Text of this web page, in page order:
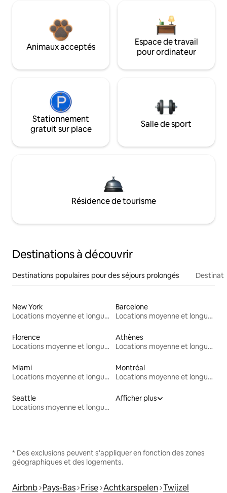
Animaux acceptés
Espace de travail
pour ordinateur
Stationnement
gratuit sur place
Salle de sport
Résidence de tourisme
Destinations à découvrir
Destinations populaires pour des séjours prolongés
New York
Locations moyenne et longue durée
Barcelone
Locations moyenne et longue durée
Florence
Locations moyenne et longue durée
Athènes
Locations moyenne et longue durée
Miami
Locations moyenne et longue durée
Montréal
Locations moyenne et longue durée
Seattle
Locations moyenne et longue durée
Afficher plus
* Des exclusions peuvent s'appliquer en fonction des zones
géographiques et des logements.
Airbnb Pays-Bas Frise Achtkarspelen Twijzel